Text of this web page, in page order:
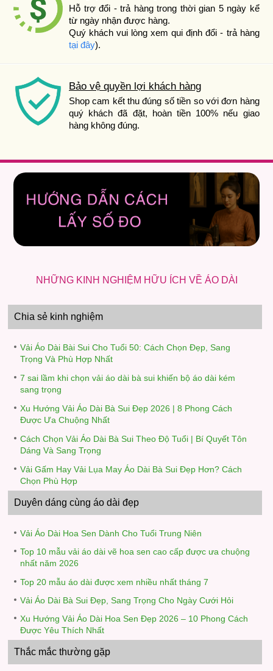
Hỗ trợ đổi - trả hàng trong thời gian 5 ngày kể
từ ngày nhận được hàng.
Quý khách vui lòng xem qui định đổi - trả hàng
tại đây).
Bảo vệ quyền lợi khách hàng
Shop cam kết thu đúng số tiền so với đơn hàng
quý khách đã đặt, hoàn tiền 100% nếu giao
hàng không đúng.
NHỮNG KINH NGHIỆM HỮU ÍCH VỀ ÁO DÀI
Chia sẻ kinh nghiệm
Vải Áo Dài Bài Sui Cho Tuổi 50: Cách Chọn Đẹp, Sang
Trọng Và Phù Hợp Nhất
7 sai lầm khi chọn vải áo dài bà sui khiến bộ áo dài kém
sang trọng
Xu Hướng Vải Áo Dài Bà Sui Đẹp 2026 | 8 Phong Cách
Được Ưa Chuộng Nhất
Cách Chọn Vải Áo Dài Bà Sui Theo Độ Tuổi | Bí Quyết Tôn
Dáng Và Sang Trọng
Vải Gấm Hay Vải Lụa May Áo Dài Bà Sui Đẹp Hơn? Cách
Chọn Phù Hợp
Duyên dáng cùng áo dài đẹp
Vải Áo Dài Hoa Sen Dành Cho Tuổi Trung Niên
Top 10 mẫu vải áo dài vẽ hoa sen cao cấp được ưa chuộng
nhất năm 2026
Top 20 mẫu áo dài được xem nhiều nhất tháng 7
Vải Áo Dài Bà Sui Đẹp, Sang Trọng Cho Ngày Cưới Hỏi
Xu Hướng Vải Áo Dài Hoa Sen Đẹp 2026 – 10 Phong Cách
Được Yêu Thích Nhất
Thắc mắc thường gặp